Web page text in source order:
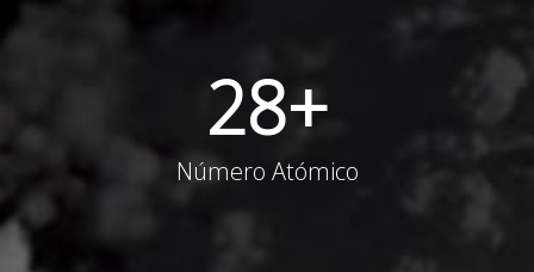
28+
Número Atómico